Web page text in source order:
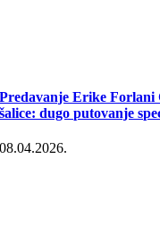
Predavanje Erike
šalice: dugo putovanje
08.04.2026.